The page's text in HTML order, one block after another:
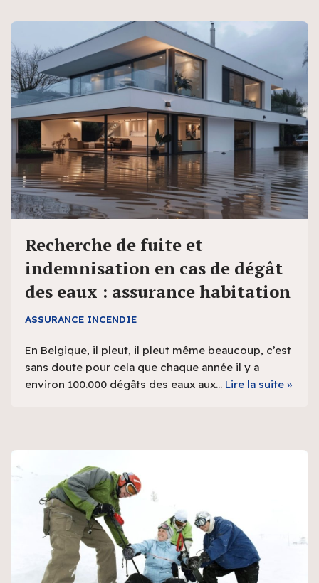
Recherche de fuite et
indemnisation en cas de dégât
des eaux : assurance habitation
ASSURANCE INCENDIE
En Belgique, il pleut, il pleut même beaucoup, c’est
sans doute pour cela que chaque année il y a
environ 100.000 dégâts des eaux aux… Lire la suite »